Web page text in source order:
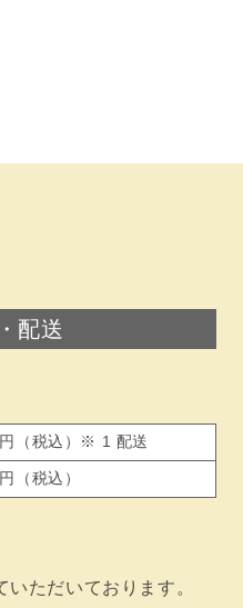
配送
（税込）※ 1 配送
（税込）
ただいております。